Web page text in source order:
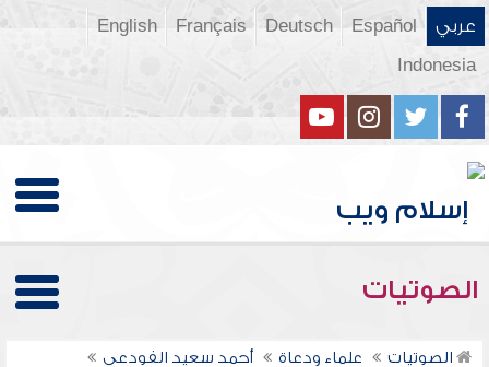
عربي Español
Deutsch
Français
English
Indonesia
الصوتيات
الصوتيات علماء ودعاة
أحمد سعيد الفودعي